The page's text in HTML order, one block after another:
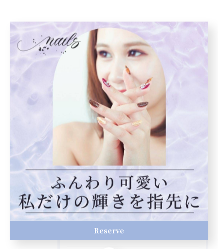
< 前のページ 一覧に戻る 次のページ >
カテゴリー Categories
全てのカテゴリー
ジェル
スカルプ
フット
自爪育成
Reserve